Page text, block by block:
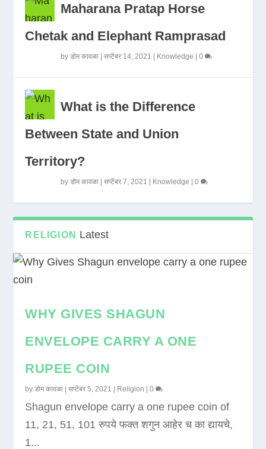
Maharana Pratap Horse
Chetak and Elephant Ramprasad
byडोम कावळा |सप्टेंबर 14, 2021 Knowledge |0
What is the Difference
Between State and Union
Territory?
byडोम कावळा |सप्टेंबर 7, 2021 Knowledge |0
RELIGION Latest
WHY GIVES SHAGUN
ENVELOPE CARRY A ONE
RUPEE COIN
byडोम कावळा |सप्टेंबर 5, 2021 Religion |0
Shagun envelope carry a one rupee coin of
11, 21, 51, 101 रुपये फक्त शगुन आहेर च का द्यायचे,
1...